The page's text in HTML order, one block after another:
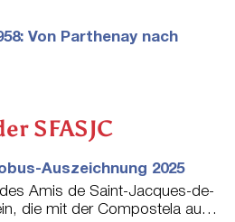
Von Parthenay nach
SFASJC
Auszeichnung 2025
Amis de Saint-Jacques-de-
die mit der Compostela aus